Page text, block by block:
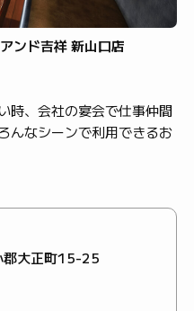
ンド吉祥 新山口店
時、会社の宴会で仕事仲間
んなシーンで利用できるお
大正町15-25